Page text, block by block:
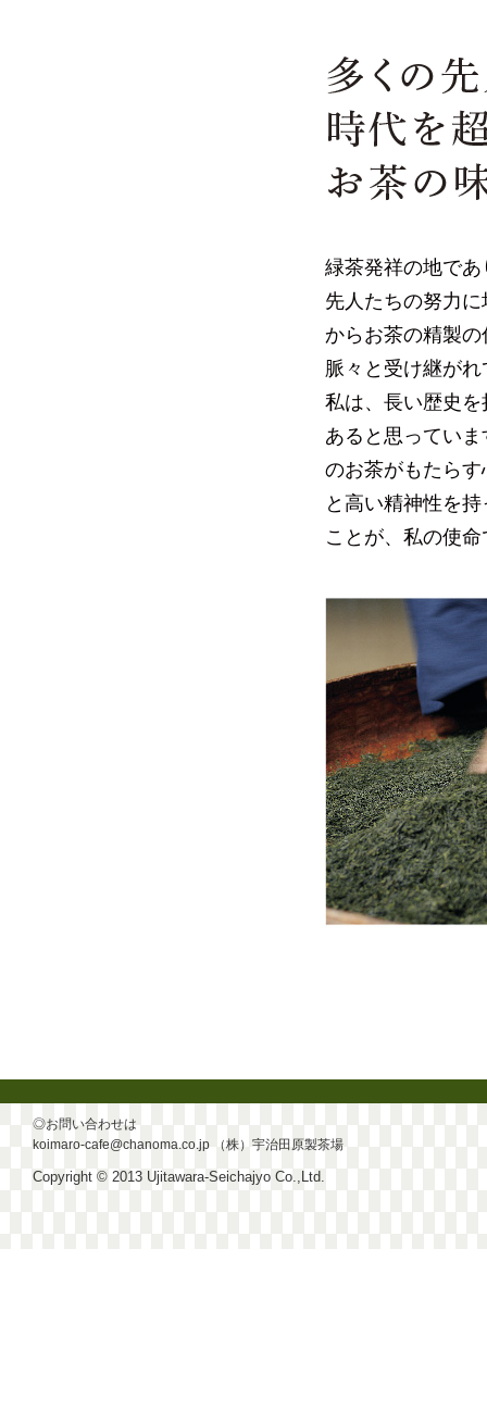
緑茶発祥の地で
先人たちの努力
からお茶の精製
脈々と受け継が
私は、長い歴史
あると思ってい
のお茶がもたら
と高い精神性を
ことが、私の使
◎お問い合わせは
koimaro-cafe@chanoma.co.jp （株）宇治田原製茶場
Copyright © 2013 Ujitawara-Seichajyo Co.,Ltd.